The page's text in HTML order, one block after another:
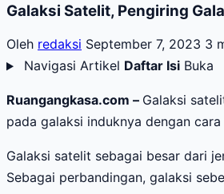
Galaksi Satelit, Pengiring
Oleh redaksi September 7, 2023 3
Navigasi Artikel Daftar Isi Buka
Ruangangkasa.com – Galaksi
pada galaksi induknya dengan
Galaksi satelit sebagai besar dari
Sebagai perbandingan, galaksi